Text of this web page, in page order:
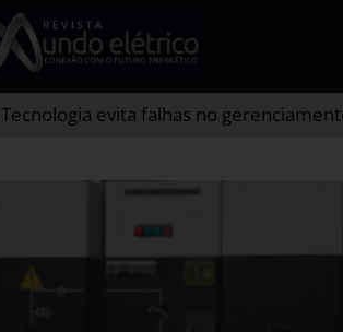
Tecnologia evita falhas no